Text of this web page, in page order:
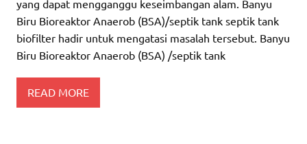
yang dapat mengganggu keseimbangan alam. Banyu
Biru Bioreaktor Anaerob (BSA)/septik tank septik tank
biofilter hadir untuk mengatasi masalah tersebut. Banyu
Biru Bioreaktor Anaerob (BSA) /septik tank
READ MORE